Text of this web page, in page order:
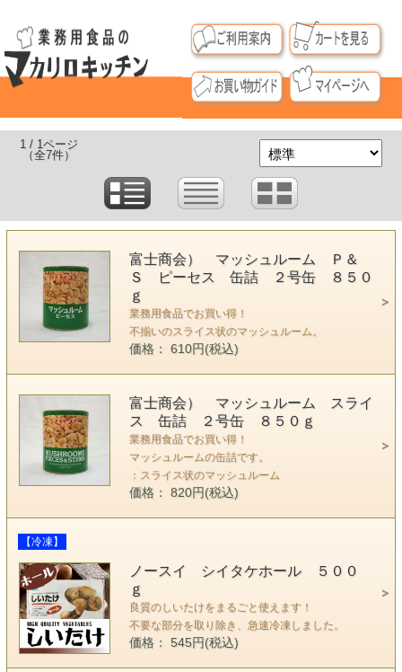
1 / 1ページ
（全7件）
富士商会） マッシュルーム Ｐ＆
Ｓ ピーセス 缶詰 ２号缶 ８５０
ｇ
業務用食品でお買い得！
不揃いのスライス状のマッシュルーム。
価格： 610円(税込)
富士商会） マッシュルーム スライ
ス 缶詰 ２号缶 ８５０ｇ
業務用食品でお買い得！
マッシュルームの缶詰です。
：スライス状のマッシュルーム
価格： 820円(税込)
【冷凍】
ノースイ シイタケホール ５００
ｇ
良質のしいたけをまるごと使えます！
不要な部分を取り除き、急速冷凍しました。
価格： 545円(税込)